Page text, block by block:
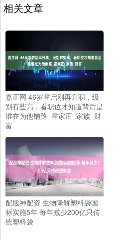
相关文章
嘉正网 46岁霍启刚再升职，级
别有些高，看职位才知道背后是
谁在为他铺路_霍家正_家族_财
富
配股神配资 生物降解塑料袋国
标实施5年 每年减少200亿只传
统塑料袋